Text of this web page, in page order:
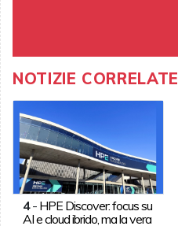
NOTIZIE CORRELATE
4- HPE Discover: focus su
AI e cloud ibrido, ma la vera